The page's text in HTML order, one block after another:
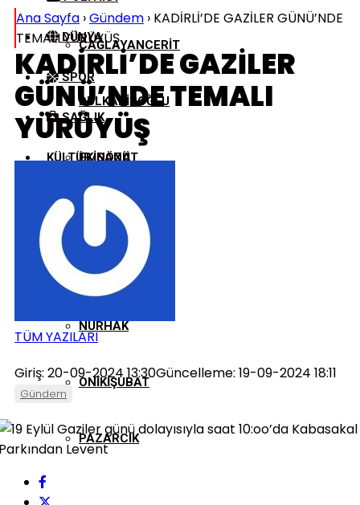
ÇAĞLAYANCERIT
DULKADIROĞLU
EKINÖZÜ
ELBISTAN
GÖKSUN
NURHAK
ONIKIŞUBAT
PAZARCIK
DÜNYA
SPOR
SAĞLIK
KÜLTÜR/SANAT
Ana Sayfa ›Gündem › KADİRLİ’DE GAZİLER GÜNÜ’NDE
TEMALI YÜRÜYÜŞ
KADİRLİ’DE GAZİLER
GÜNÜ’NDE TEMALI
YÜRÜYÜŞ
TÜM YAZILARI
Giriş: 20-09-2024 13:30Güncelleme: 19-09-2024 18:11
Gündem